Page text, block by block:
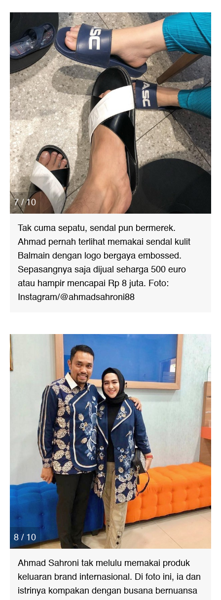
7 / 10
Tak cuma sepatu, sendal pun bermerek.
Ahmad pernah terlihat memakai sendal kulit
Balmain dengan logo bergaya embossed.
Sepasangnya saja dijual seharga 500 euro
atau hampir mencapai Rp 8 juta. Foto:
Instagram/@ahmadsahroni88
8 / 10
Ahmad Sahroni tak melulu memakai produk
keluaran brand internasional. Di foto ini, ia dan
istrinya kompakan dengan busana bernuansa